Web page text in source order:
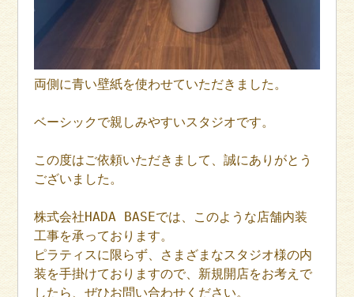
両側に青い壁紙を使わせていただきました。
ベーシックで親しみやすいスタジオです。
この度はご依頼いただきまして、誠にありがとう
ございました。
株式会社HADA BASEでは、このような店舗内装
工事を承っております。
ピラティスに限らず、さまざまなスタジオ様の内
装を手掛けておりますので、新規開店をお考えで
したら、ぜひお問い合わせください。